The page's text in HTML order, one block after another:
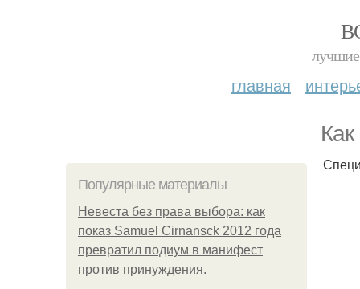
лучшие
главная
Популярные материалы
Невеста без права выбора: как
показ Samuel Cirnansck 2012 года
превратил подиум в манифест
против принуждения.